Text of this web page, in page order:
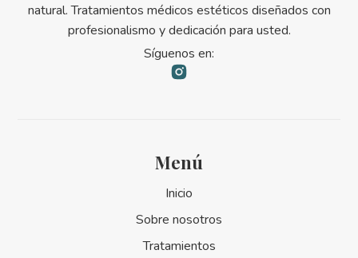
natural. Tratamientos médicos estéticos diseñados con
profesionalismo y dedicación para usted.
Síguenos en:
Menú
Inicio
Sobre nosotros
Tratamientos